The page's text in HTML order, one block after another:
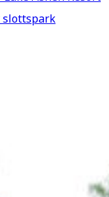
slottspark